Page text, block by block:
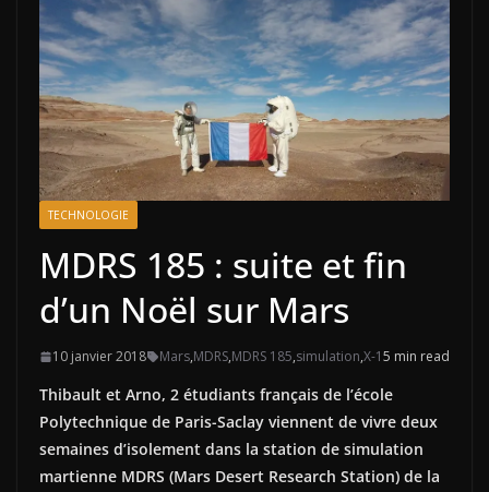
TECHNOLOGIE
MDRS 185 : suite et fin
d’un Noël sur Mars
10 janvier 2018 Mars,MDRS,MDRS 185,simulation,X-15 min read
Thibault et Arno, 2 étudiants français de l’école
Polytechnique de Paris-Saclay viennent de vivre deux
semaines d’isolement dans la station de simulation
martienne MDRS (Mars Desert Research Station) de la